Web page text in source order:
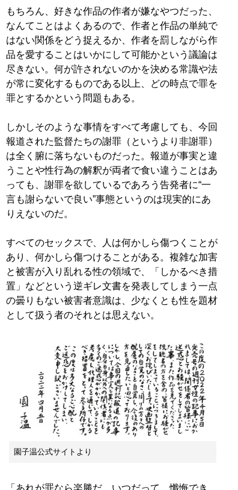
もちろん、好きな作品の作者が嫌なやつだった、
なんてことはよくあるので、作者と作品の単純で
はない関係をどう捉えるか、作者を罰しながら作
品を愛することはいかにして可能かという議論は
尽きない。何が許されないのかを決める常識や法
が常に変化するものである以上、どの時点で罪を
罪とするかという問題もある。
しかしそのような事情をすべて考慮しても、今回
報道された監督たちの謝罪（というより非謝罪）
は全く腑に落ちないものだった。報道が事実と違
うことや性行為の解釈が両者で食い違うことはあ
っても、謝罪を欲しているであろう告発者に“一
言も謝らないで良い”事態というのは現実的にあ
りえないのだ。
すべてのセックスで、人は何かしら傷つくことが
あり、何かしら傷つけることがある。複雑な加害
と被害が入り乱れる性の領域で、「しかるべき措
置」などという逆ギレ文書を発表してしまう一点
の曇りもない被害者意識は、少なくとも性を題材
として扱う者のそれとは思えない。
園子温公式サイトより
「あれが罪なら楽勝だ、いつだって、懺悔でき